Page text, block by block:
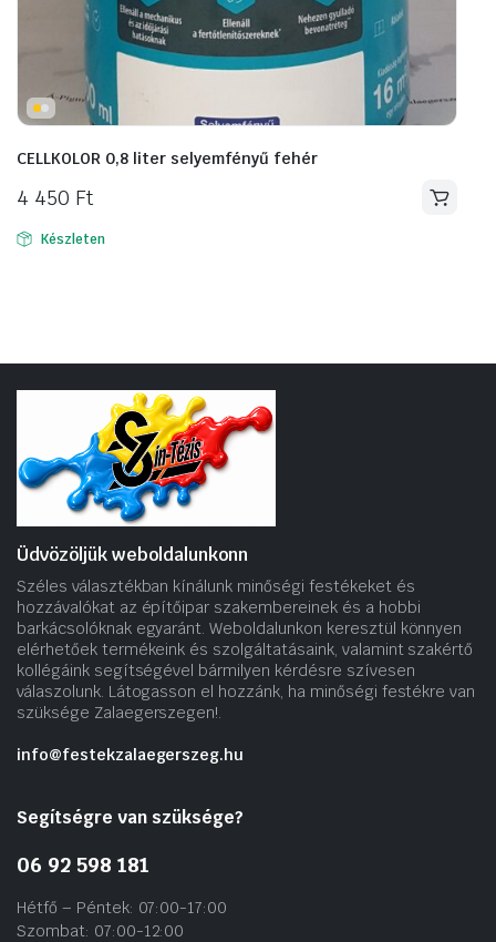
CELLKOLOR 0,8 liter selyemfényű fehér
4 450 Ft
Készleten
Üdvözöljük weboldalunkonn
Széles választékban kínálunk minőségi festékeket és
hozzávalókat az építőipar szakembereinek és a hobbi
barkácsolóknak egyaránt. Weboldalunkon keresztül könnyen
elérhetőek termékeink és szolgáltatásaink, valamint szakértő
kollégáink segítségével bármilyen kérdésre szívesen
válaszolunk. Látogasson el hozzánk, ha minőségi festékre van
szüksége Zalaegerszegen!.
info@festekzalaegerszeg.hu
Segítségre van szüksége?
06 92 598 181
Hétfő – Péntek: 07:00-17:00
Szombat: 07:00-12:00